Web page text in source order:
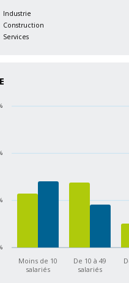
Industrie
Construction
Services
Moins de 10
salariés
De 10 à 49
salariés